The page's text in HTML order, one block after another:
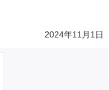
2024年11月1日